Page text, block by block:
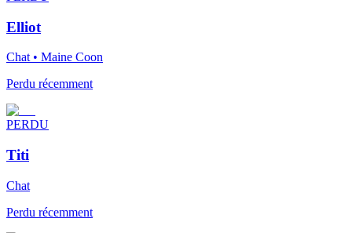
Elliot
Chat • Maine Coon
Perdu récemment
PERDU
Titi
Chat
Perdu récemment